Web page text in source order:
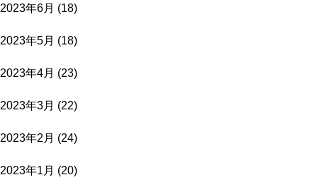
2023年6月 (18)
2023年5月 (18)
2023年4月 (23)
2023年3月 (22)
2023年2月 (24)
2023年1月 (20)